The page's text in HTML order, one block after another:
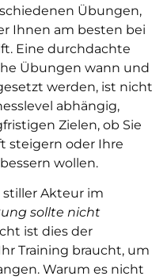
Übungen,
Ihnen am besten bei
Eine durchdachte
Übungen wann und
werden, ist nicht
abhängig,
Zielen, ob Sie
steigern oder Ihre
wollen.
stiller Akteur im
sollte nicht
ist dies der
Training braucht, um
Warum es nicht